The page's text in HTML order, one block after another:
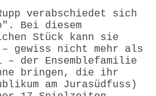
verabschiedet sich
Bei diesem
Stück kann sie
gewiss nicht mehr als
der Ensemblefamilie
bringen, die ihr
am Jurasüdfuss)